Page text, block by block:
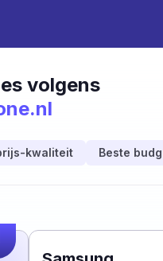
volgens
kwaliteit Beste